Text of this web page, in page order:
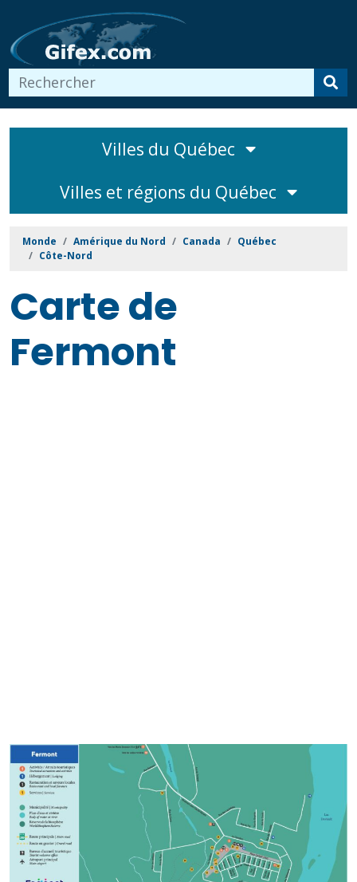
Villes du Québec
Villes et régions du Québec
Monde Amérique du Nord Canada
Québec
Côte-Nord
Carte de
Fermont